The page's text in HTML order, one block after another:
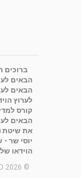
ברוכים
הבאים
הבאים
לערוץ
קורס
הבאים
את שיטת Iro Shiatsu
יוסי שר -
הוידאו
© 2026 VOD אלטרנטיבלי. כל הזכויות שמורות.